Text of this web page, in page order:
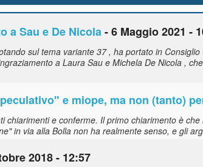
a Sau e De Nicola- 6 Maggio 2021 -
sul tema variante 37 , ha portato in
a Laura Sau e Michela De Nicola ,
e miope, ma non (tanto)
chiarimenti e conferme. Il primo chiarimento è
in via alla Bolla non ha realmente senso, e gli
2018 - 12:57